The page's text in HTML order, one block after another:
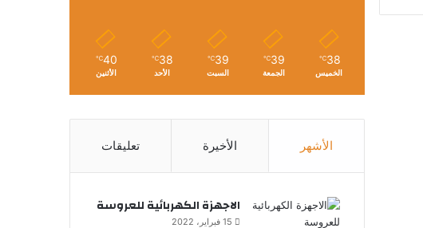
38
℃
الخميس
39
℃
الجمعة
39
℃
السبت
38
℃
الأحد
40
℃
الأثنين
الأشهر الأخيرة تعليقات
الاجهزة الكهربائية للعروسة
15 فبراير، 2022